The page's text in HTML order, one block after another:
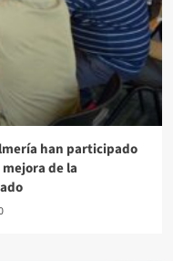
han participado
de la